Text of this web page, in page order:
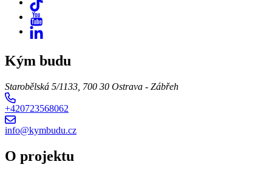
Kým budu
Starobělská 5/1133, 700 30 Ostrava - Zábřeh
+420723568062
info@kymbudu.cz
O projektu